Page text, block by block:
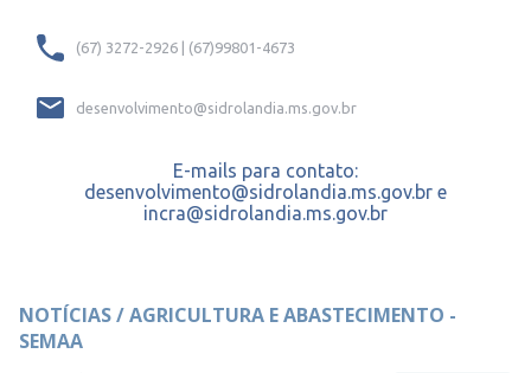
(67) 3272-2926 | (67)99801-4673
desenvolvimento@sidrolandia.ms.gov.br
E-mails para contato:
desenvolvimento@sidrolandia.ms.gov.br e
incra@sidrolandia.ms.gov.br
NOTÍCIAS / AGRICULTURA E ABASTECIMENTO -
SEMAA